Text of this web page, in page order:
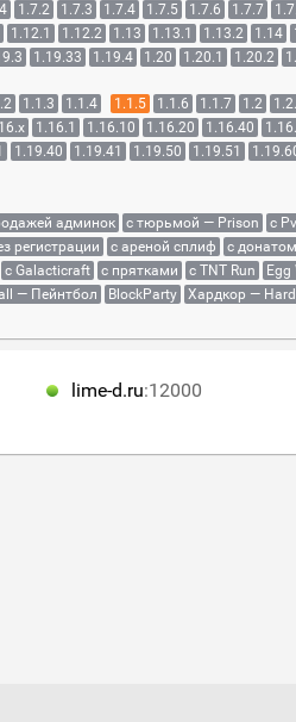
1.7.2 1.7.3 1.7.4 1.7.5 1.7.6 1.7.7
1.12.1 1.12.2 1.13 1.13.1 1.13.2 1.14
1.19.33 1.19.4 1.20 1.20.1 1.20.2
1.1.3 1.1.4 1.1.5 1.1.6 1.1.7 1.2
1.16.1 1.16.10 1.16.20 1.16.40
1.19.40 1.19.41 1.19.50 1.19.51
админок с тюрьмой — Prison
с
регистрации с ареной сплиф
с донатом
с Galacticraft с прятками с TNT Run
Egg
— Пейнтбол BlockParty
Хардкор —
lime-d.ru:12000